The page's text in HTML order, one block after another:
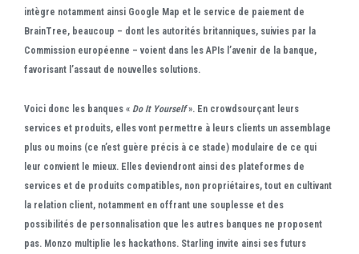
intègre notamment ainsi Google Map et le service de paiement de
BrainTree, beaucoup – dont les autorités britanniques, suivies par la
Commission européenne – voient dans les APIs l’avenir de la banque,
favorisant l’assaut de nouvelles solutions.
Voici donc les banques « Do It Yourself». En crowdsourçant leurs
services et produits, elles vont permettre à leurs clients un assemblage
plus ou moins (ce n’est guère précis à ce stade) modulaire de ce qui
leur convient le mieux. Elles deviendront ainsi des plateformes de
services et de produits compatibles, non propriétaires, tout en cultivant
la relation client, notamment en offrant une souplesse et des
possibilités de personnalisation que les autres banques ne proposent
pas. Monzo multiplie les hackathons. Starling invite ainsi ses futurs